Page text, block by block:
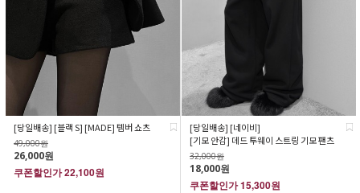
[당일배송] [블랙 S] [MADE] 템버 쇼츠
49,000원
26,000원
쿠폰할인가22,100원
[당일배송] [네이비]
[기모 안감] 데드 투웨이 스트링 기모 팬츠
32,000원
18,000원
쿠폰할인가15,300원